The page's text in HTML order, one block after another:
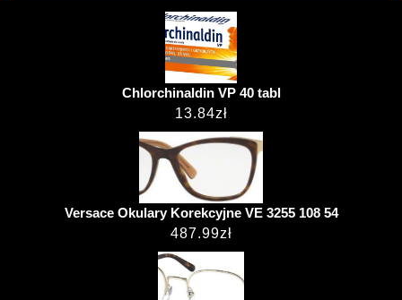
Chlorchinaldin VP 40 tabl
13.84zł
Versace Okulary Korekcyjne VE 3255 108 54
487.99zł